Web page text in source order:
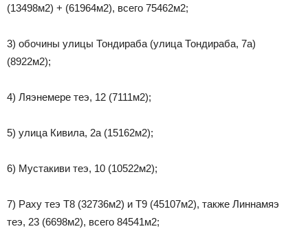
(13498м2) + (61964м2), всего 75462м2;
3) обочины улицы Тондираба (улица Тондираба, 7a)
(8922м2);
4) Ляэнемере теэ, 12 (7111м2);
5) улица Кивила, 2a (15162м2);
6) Мустакиви теэ, 10 (10522м2);
7) Раху теэ T8 (32736м2) и T9 (45107м2), также Линнамяэ
теэ, 23 (6698м2), всего 84541м2;